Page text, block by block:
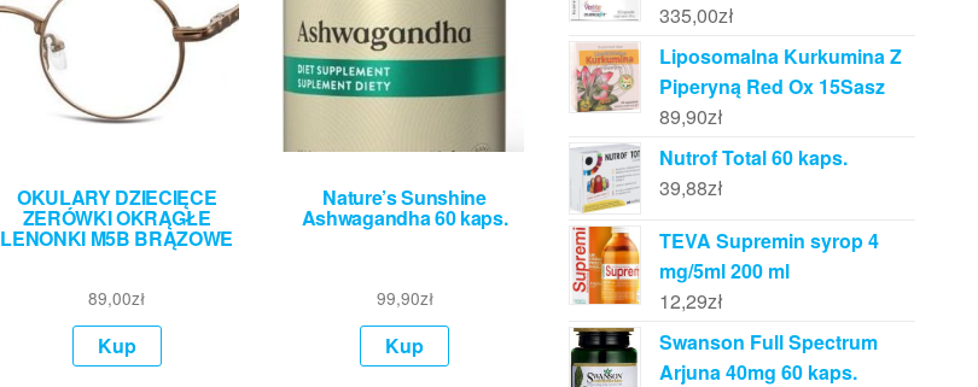
OKULARY DZIECIĘCE
ZERÓWKI OKRĄGŁE
LENONKI M5B BRĄZOWE
89,00zł
Kup
Nature’s Sunshine
Ashwagandha 60 kaps.
99,90zł
Kup
335,00zł
Liposomalna Kurkumina Z
Piperyną Red Ox 15Sasz
89,90zł
Nutrof Total 60 kaps.
39,88zł
TEVA Supremin syrop 4
mg/5ml 200 ml
12,29zł
Swanson Full Spectrum
Arjuna 40mg 60 kaps.